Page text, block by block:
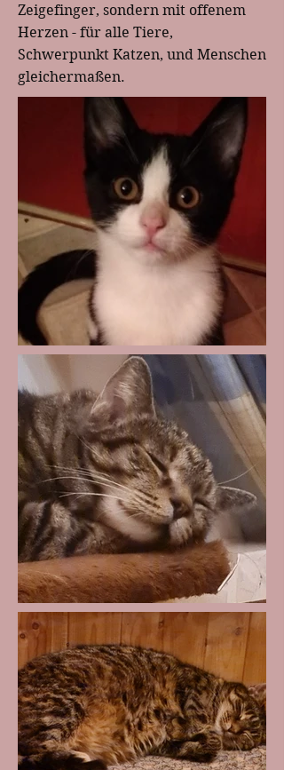
Zeigefinger, sondern mit offenem
Herzen - für alle Tiere,
Schwerpunkt Katzen, und Menschen
gleichermaßen.